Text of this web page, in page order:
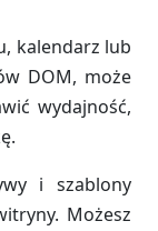
kalendarz lub
DOM, może
wydajność,
i szablony
Możesz